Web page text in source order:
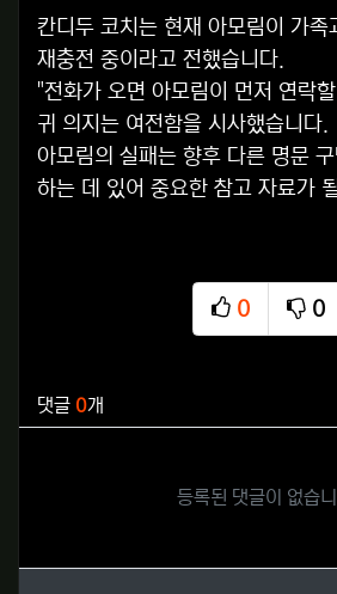
칸디두 코치는 현재 아모림이 가족
재충전 중이라고 전했습니다.
"전화가 오면 아모림이 먼저 연락
귀 의지는 여전함을 시사했습니다.
아모림의 실패는 향후 다른 명문
하는 데 있어 중요한 참고 자료가
0
추천
0
비
댓글 0개
등록된 댓글이 없습